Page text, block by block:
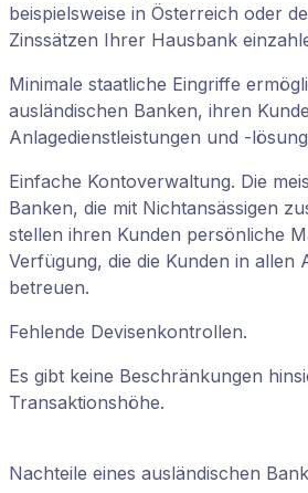
beispielsweise in Österreich oder
Zinssätzen Ihrer Hausbank
Minimale staatliche Eingriffe
ausländischen Banken, ihren
Anlagedienstleistungen und -
Einfache Kontoverwaltung. Die
Banken, die mit Nichtansässigen
stellen ihren Kunden persönliche
Verfügung, die die Kunden in allen
betreuen.
Fehlende Devisenkontrollen.
Es gibt keine Beschränkungen
Transaktionshöhe.
Nachteile eines ausländischen